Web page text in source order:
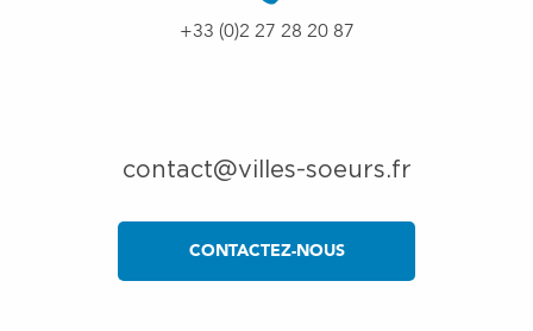
+33 (0)2 27 28 20 87
contact@villes-soeurs.fr
CONTACTEZ-NOUS